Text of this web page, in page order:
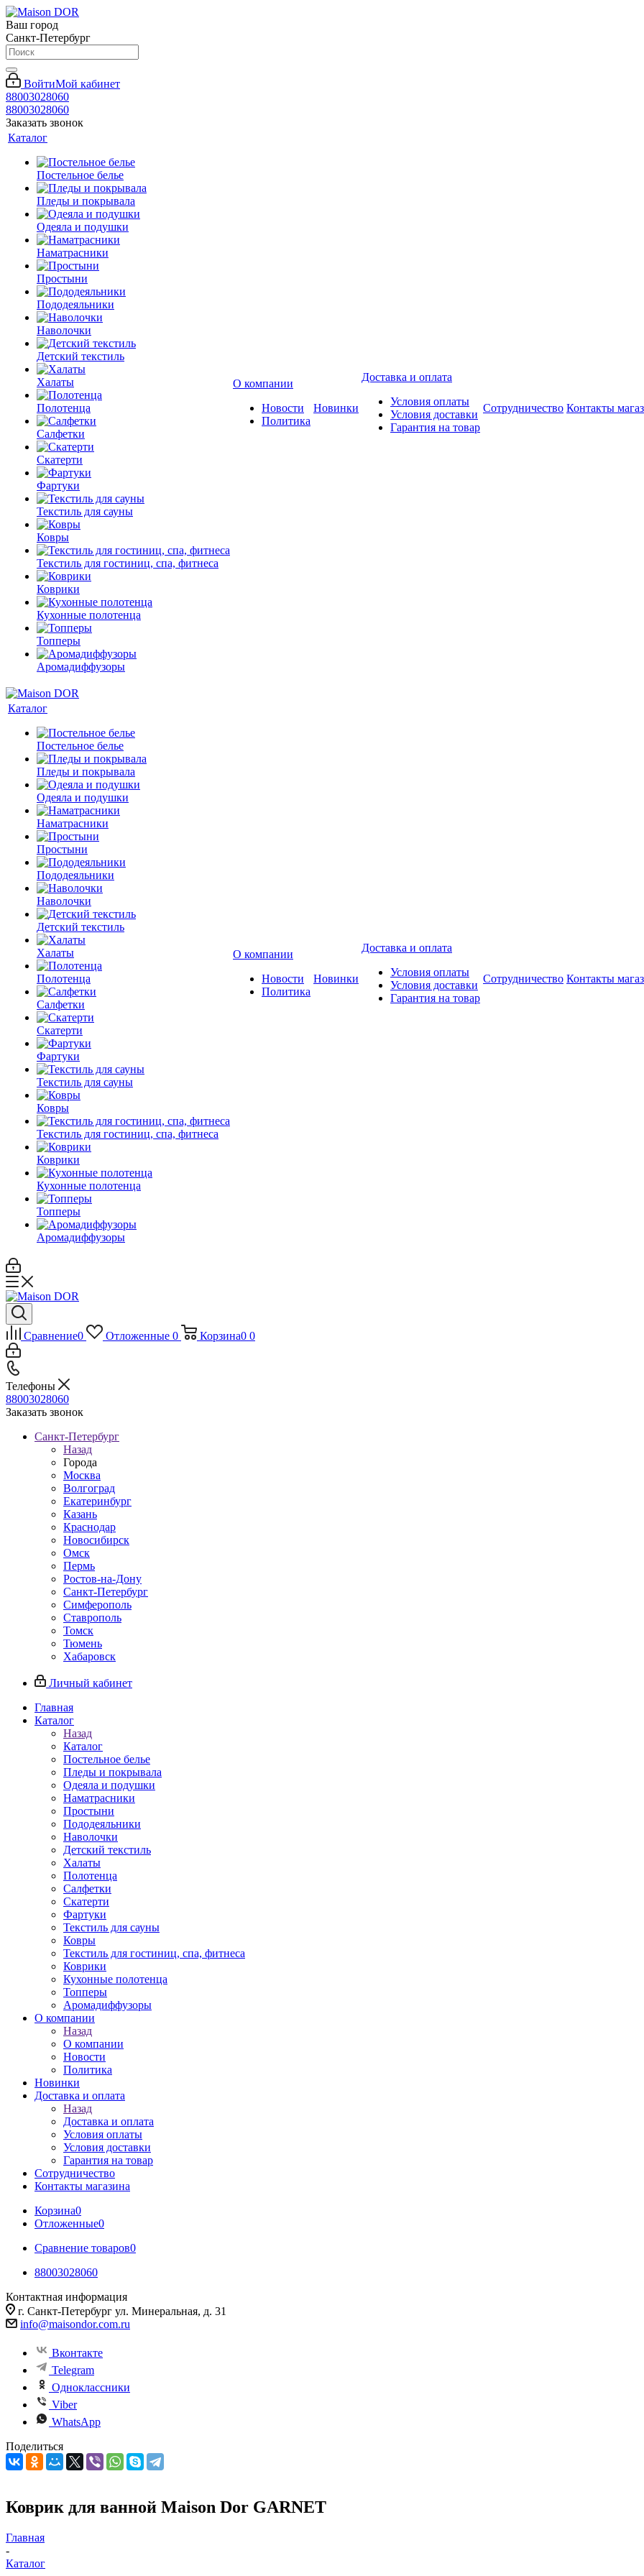
Ваш город
Санкт-Петербург
ВойтиМой кабинет
88003028060
88003028060
Заказать звонок
Каталог
Постельное белье
Пледы и покрывала
Одеяла и подушки
Наматрасники
Простыни
Пододеяльники
Наволочки
Детский текстиль
Халаты
Полотенца
Салфетки
Скатерти
Фартуки
Текстиль для сауны
Ковры
Текстиль для гостиниц, спа, фитнеса
Коврики
Кухонные полотенца
Топперы
Аромадиффузоры
О компании
Новости
Политика
Новинки
Доставка и оплата
Условия оплаты
Условия доставки
Гарантия на товар
Сотрудничество Контакты
Каталог
Постельное белье
Пледы и покрывала
Одеяла и подушки
Наматрасники
Простыни
Пододеяльники
Наволочки
Детский текстиль
Халаты
Полотенца
Салфетки
Скатерти
Фартуки
Текстиль для сауны
Ковры
Текстиль для гостиниц, спа, фитнеса
Коврики
Кухонные полотенца
Топперы
Аромадиффузоры
О компании
Новости
Политика
Новинки
Доставка и оплата
Условия оплаты
Условия доставки
Гарантия на товар
Сотрудничество Контакты
Сравнение0 Отложенные 0 Корзина0 0
Телефоны
88003028060
Заказать звонок
Санкт-Петербург
Назад
Города
Москва
Волгоград
Екатеринбург
Казань
Краснодар
Новосибирск
Омск
Пермь
Ростов-на-Дону
Санкт-Петербург
Симферополь
Ставрополь
Томск
Тюмень
Хабаровск
Личный кабинет
Главная
Каталог
Назад
Каталог
Постельное белье
Пледы и покрывала
Одеяла и подушки
Наматрасники
Простыни
Пододеяльники
Наволочки
Детский текстиль
Халаты
Полотенца
Салфетки
Скатерти
Фартуки
Текстиль для сауны
Ковры
Текстиль для гостиниц, спа, фитнеса
Коврики
Кухонные полотенца
Топперы
Аромадиффузоры
О компании
Назад
О компании
Новости
Политика
Новинки
Доставка и оплата
Назад
Доставка и оплата
Условия оплаты
Условия доставки
Гарантия на товар
Сотрудничество
Контакты магазина
Корзина0
Отложенные0
Сравнение товаров0
88003028060
Контактная информация
г. Санкт-Петербург ул. Минеральная, д. 31
info@maisondor.com.ru
Вконтакте
Telegram
Одноклассники
Viber
WhatsApp
Поделиться
Коврик для ванной Maison Dor GARNET
Главная
-
Каталог